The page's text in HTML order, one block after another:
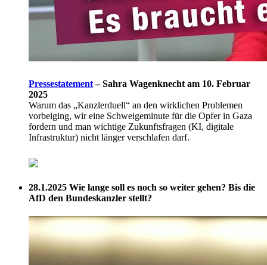
Pressestatement– Sahra Wagenknecht am 10. Februar
2025
Warum das „Kanzlerduell“ an den wirklichen Problemen
vorbeiging, wir eine Schweigeminute für die Opfer in Gaza
fordern und man wichtige Zukunftsfragen (KI, digitale
Infrastruktur) nicht länger verschlafen darf.
28.1.2025 Wie lange soll es noch so weiter gehen? Bis die
AfD den Bundeskanzler stellt?